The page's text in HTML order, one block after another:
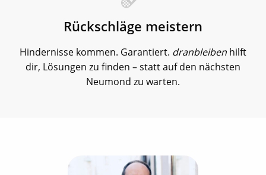
Rückschläge meistern
Hindernisse kommen. Garantiert. dranbleiben hilft
dir, Lösungen zu finden – statt auf den nächsten
Neumond zu warten.